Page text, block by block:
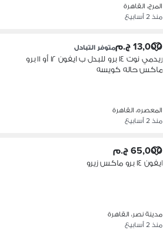
المرج، القاهرة
منذ 2 أسابيع
13,000 ج.م متوفر التبادل
ريدمي نوت ١٤ برو للبدل ب ايفون ١٢ أو ١١ برو
ماكس حاله كويسه
المعصره، القاهرة
منذ 2 أسابيع
65,000 ج.م
ايفون ١٤ برو ماكس زيرو
مدينة نصر، القاهرة
منذ 2 أسابيع